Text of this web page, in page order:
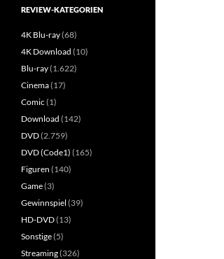
REVIEW-KATEGORIEN
4K Blu-ray(68)
4K Download (10)
Blu-ray(1.622)
Cinema(17)
Comic (1)
Download (142)
DVD(2.759)
DVD (Code1) (165)
Figuren (140)
Game(3)
Gewinnspiel (39)
HD-DVD(13)
Sonstige(5)
Streaming(326)